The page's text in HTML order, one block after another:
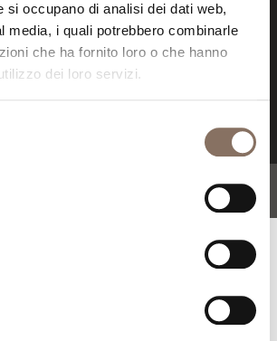
si occupano di analisi dei dati web,
media, i quali potrebbero combinarle
che ha fornito loro o che hanno
dei loro servizi.